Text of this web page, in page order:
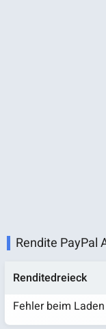
Rendite PayPal
Renditedreieck
Fehler beim